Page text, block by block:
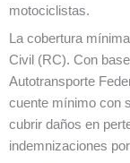
motociclistas.
La cobertura
Civil (RC). Con
Autotransporte
cuente mínimo con
cubrir daños en
indemnizaciones